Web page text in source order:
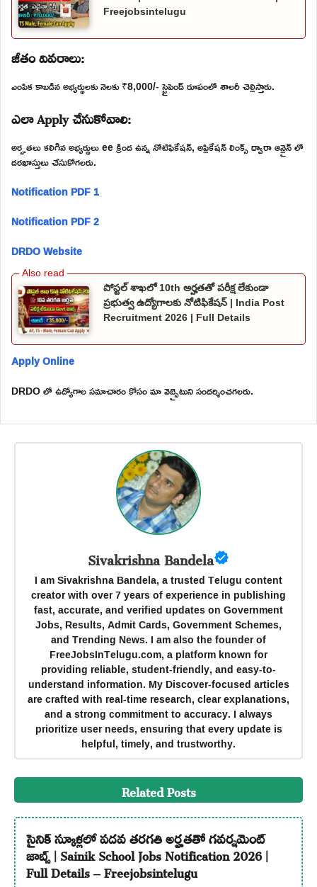
Freejobsintelugu
జీతం వివరాలు:
ఎంపిక కాబడిన అభ్యర్థులకు నెలకు ₹8,000/- స్టైపెండ్ రూపంలో శాలరీ చెల్లిస్తారు.
ఎలా Apply చేసుకోవాలి:
అర్హతలు కలిగిన అభ్యర్థులు ee క్రింద ఉన్న నోటిఫికేషన్, అప్లికేషన్ లింక్స్ ద్వారా ఆన్లైన్ లో
దరఖాస్తులు చేసుకోగలరు.
Notification PDF 1
Notification PDF 2
DRDO Website
పోస్టల్ శాఖలో 10th అర్హతతో పరీక్ష లేకుండా
ప్రభుత్వ ఉద్యోగాలకు నోటిఫికేషన్ | India Post
Recruitment 2026 | Full Details
Apply Online
DRDO లో ఉద్యోగాల సమాచారం కోసం మా వెబ్సైటుని సందర్శించగలరు.
Sivakrishna Bandela
I am Sivakrishna Bandela, a trusted Telugu content
creator with over 7 years of experience in publishing
fast, accurate, and verified updates on Government
Jobs, Results, Admit Cards, Government Schemes,
and Trending News. I am also the founder of
FreeJobsInTelugu.com, a platform known for
providing reliable, student-friendly, and easy-to-
understand information. My Discover-focused articles
are crafted with real-time research, clear explanations,
and a strong commitment to accuracy. I always
prioritize user needs, ensuring that every update is
helpful, timely, and trustworthy.
Related Posts
సైనిక్ స్కూళ్లలో పదవ తరగతి అర్హతతో గవర్నమెంట్
జాబ్స్ | Sainik School Jobs Notification 2026 |
Full Details – Freejobsintelugu